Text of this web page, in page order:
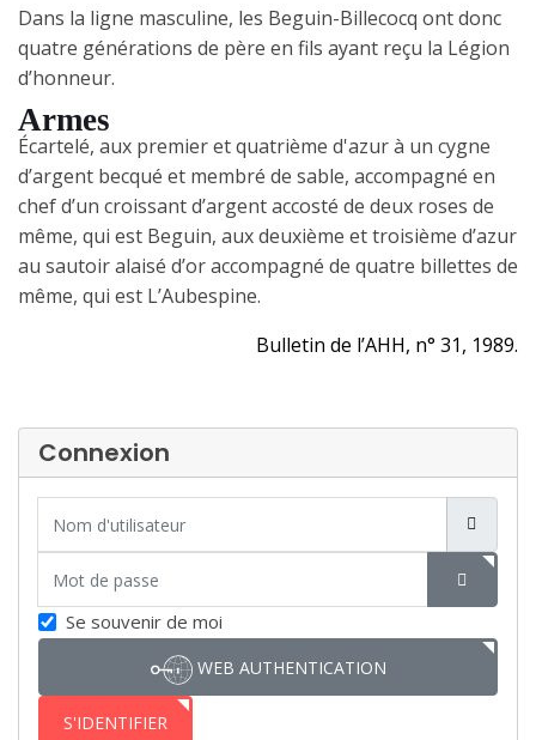
Dans la ligne masculine, les Beguin-Billecocq ont donc
quatre générations de père en fils ayant reçu la Légion
d’honneur.
Armes
Écartelé, aux premier et quatrième d'azur à un cygne
d’argent becqué et membré de sable, accompagné en
chef d’un croissant d’argent accosté de deux roses de
même, qui est Beguin, auxdeuxième et troisième d’azur
au sautoir alaisé d’or accompagné de quatre billettes de
même, qui est L’Aubespine.
Bulletin de l’AHH, n° 31, 1989.
Connexion
SHOW
Se souvenir de moi
WEB AUTHENTICATION
S'IDENTIFIER